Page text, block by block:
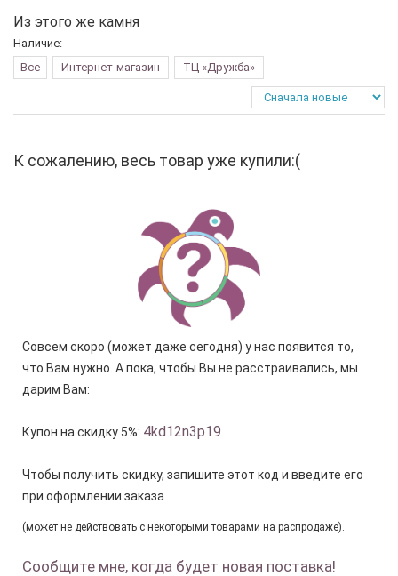
Из этого же камня
Наличие:
Все
Интернет-магазин ТЦ «Дружба»
К сожалению, весь товар уже купили:(
Совсем скоро (может даже сегодня) у нас появится то,
что Вам нужно. А пока, чтобы Вы не расстраивались, мы
дарим Вам:
Купон на скидку 5%: 4kd12n3p19
Чтобы получить скидку, запишите этот код и введите его
при оформлении заказа
(может не действовать с некоторыми товарами на распродаже).
Сообщите мне, когда будет новая поставка!